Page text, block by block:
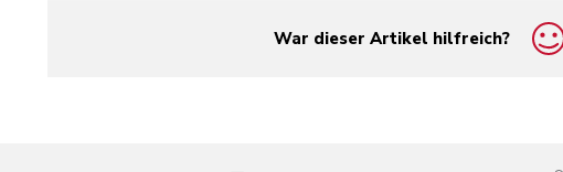
War dieser Artikel hilfreich?
yes
no